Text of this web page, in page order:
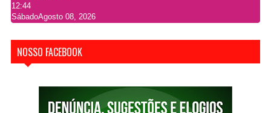
12:44
SábadoAgosto 08, 2026
NOSSO FACEBOOK